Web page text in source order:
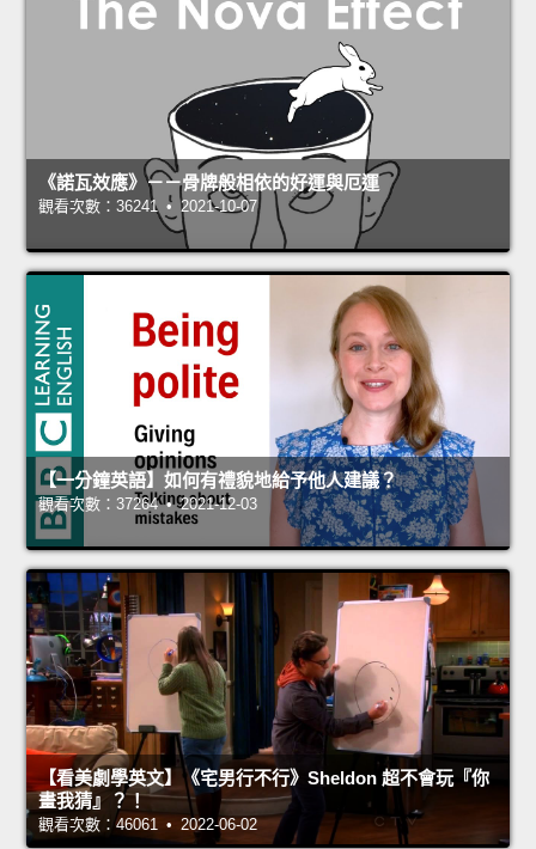
《諾瓦效應》－－骨牌般相依的好運與厄運
觀看次數：36241 • 2021-10-07
【一分鐘英語】如何有禮貌地給予他人建議？
觀看次數：37264 • 2021-12-03
【看美劇學英文】《宅男行不行》Sheldon 超不會玩『你
畫我猜』？！
觀看次數：46061 • 2022-06-02